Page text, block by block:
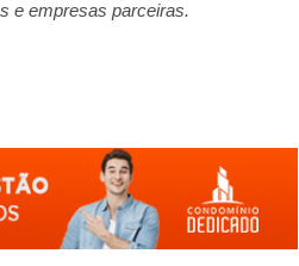
e empresas parceiras.